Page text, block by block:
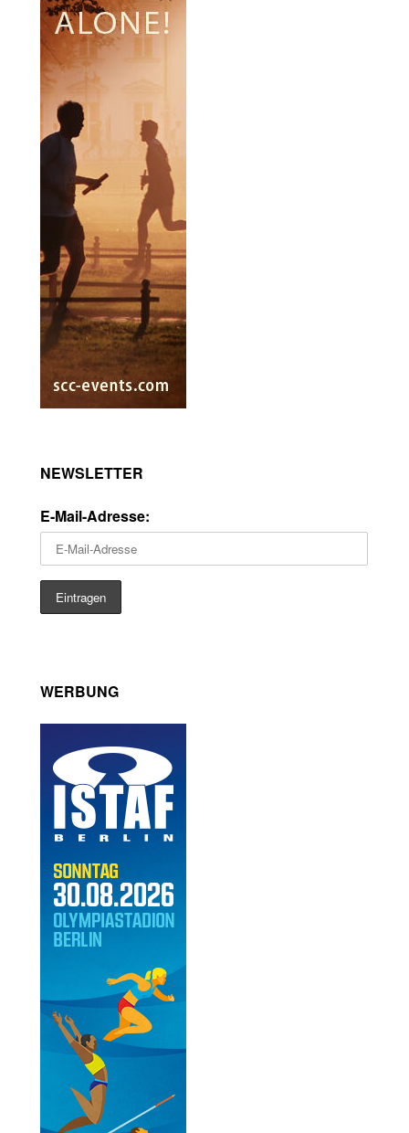
NEWSLETTER
E-Mail-Adresse:
WERBUNG